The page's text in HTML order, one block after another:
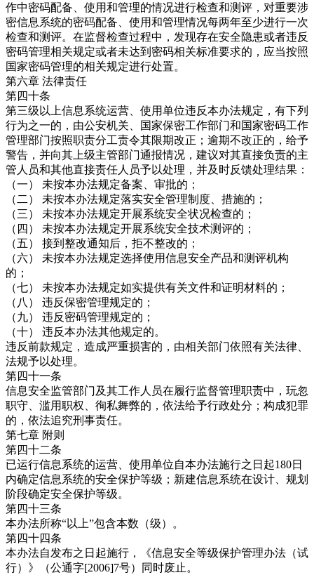
作中密码配备、使用和管理的情况进行检查和测评，对重要涉
密信息系统的密码配备、使用和管理情况每两年至少进行一次
检查和测评。在监督检查过程中，发现存在安全隐患或者违反
密码管理相关规定或者未达到密码相关标准要求的，应当按照
国家密码管理的相关规定进行处置。
第六章 法律责任
第四十条
第三级以上信息系统运营、使用单位违反本办法规定，有下列
行为之一的，由公安机关、国家保密工作部门和国家密码工作
管理部门按照职责分工责令其限期改正；逾期不改正的，给予
警告，并向其上级主管部门通报情况，建议对其直接负责的主
管人员和其他直接责任人员予以处理，并及时反馈处理结果：
（一） 未按本办法规定备案、审批的；
（二） 未按本办法规定落实安全管理制度、措施的；
（三） 未按本办法规定开展系统安全状况检查的；
（四） 未按本办法规定开展系统安全技术测评的；
（五） 接到整改通知后，拒不整改的；
（六） 未按本办法规定选择使用信息安全产品和测评机构
的；
（七） 未按本办法规定如实提供有关文件和证明材料的；
（八） 违反保密管理规定的；
（九） 违反密码管理规定的；
（十） 违反本办法其他规定的。
违反前款规定，造成严重损害的，由相关部门依照有关法律、
法规予以处理。
第四十一条
信息安全监管部门及其工作人员在履行监督管理职责中，玩忽
职守、滥用职权、徇私舞弊的，依法给予行政处分；构成犯罪
的，依法追究刑事责任。
第七章 附则
第四十二条
已运行信息系统的运营、使用单位自本办法施行之日起180日
内确定信息系统的安全保护等级；新建信息系统在设计、规划
阶段确定安全保护等级。
第四十三条
本办法所称“以上”包含本数（级）。
第四十四条
本办法自发布之日起施行，《信息安全等级保护管理办法（试
行）》（公通字[2006]7号）同时废止。